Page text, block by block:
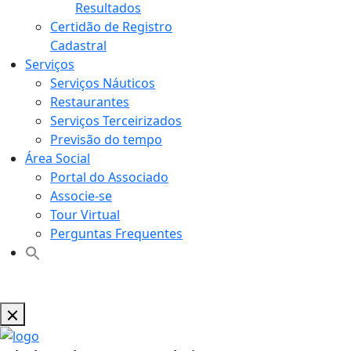
Resultados
Certidão de Registro
Cadastral
Serviços
Serviços Náuticos
Restaurantes
Serviços Terceirizados
Previsão do tempo
Área Social
Portal do Associado
Associe-se
Tour Virtual
Perguntas Frequentes